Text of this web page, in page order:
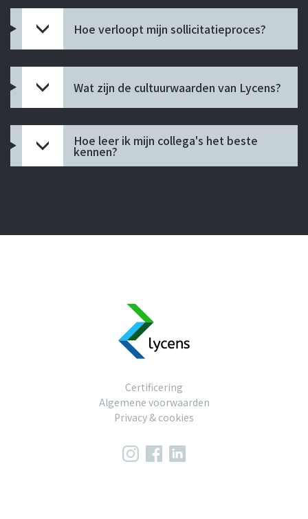
Algemene voorwaarden
Hoe verloopt mijn sollicitatieproces?
Wat zijn de cultuurwaarden van Lycens?
Hoe leer ik mijn collega's het beste
kennen?
Certificering
Algemene voorwaarden
Privacy & cookies